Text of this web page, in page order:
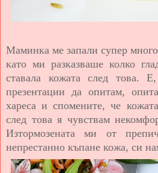
Маминка ме запали супер
като ми разказваше колко
ставала кожата след това.
презентации да опитам,
хареса и спомените, че
след това я чувствам
Изтормозената ми от
непрестанно къпане кожа, си